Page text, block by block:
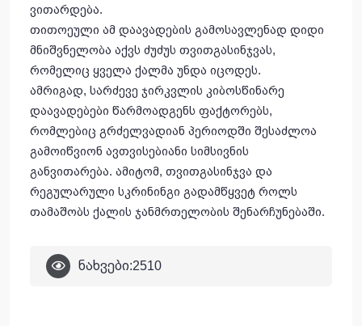
ვითარდება.
თითოეული ამ დაავადების გამოსავლენად დიდი
მნიშვნელობა აქვს ძუძუს თვითგასინჯვას,
რომელიც ყველა ქალმა უნდა იცოდეს.
ამრიგად, სარძევე ჯირკვლის კიბოსწინარე
დაავადებები წარმოადგენს ფაქტორებს,
რომლებიც გრძელვადიან პერიოდში შესაძლოა
გამოიწვიონ ავთვისებიანი სიმსივნის
განვითარება. ამიტომ, თვითგასინჯვა და
რეგულარული სკრინინგი გადამწყვეტ როლს
თამაშობს ქალის ჯანმრთელობის შენარჩუნებაში.
ნახვები:2510